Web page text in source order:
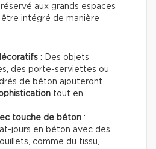
aux grands espaces
être intégré de manière
: Des objets
des porte-serviettes ou
de béton ajouteront
tout en
touche de béton :
jours en béton avec des
comme du tissu,